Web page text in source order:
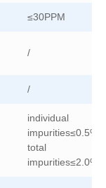
≤30PPM
/
/
individual
impurities≤0.5%
total
impurities≤2.0%